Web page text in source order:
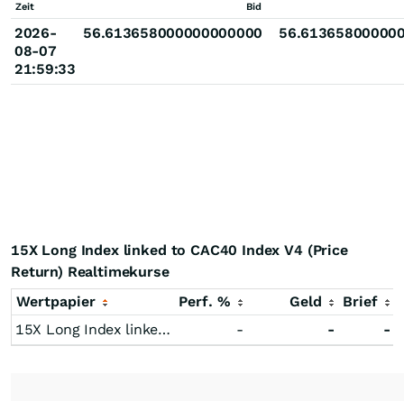
Zeit Bid
2026-
08-07
21:59:33
56.613658000000000000
15X Long Index linked to CAC40 Index V4 (Price
Return) Realtimekurse
Wertpapier
Perf. % Geld
Brief
15X Long Index linked to CAC40 Index V4 (Price Return)
- - -